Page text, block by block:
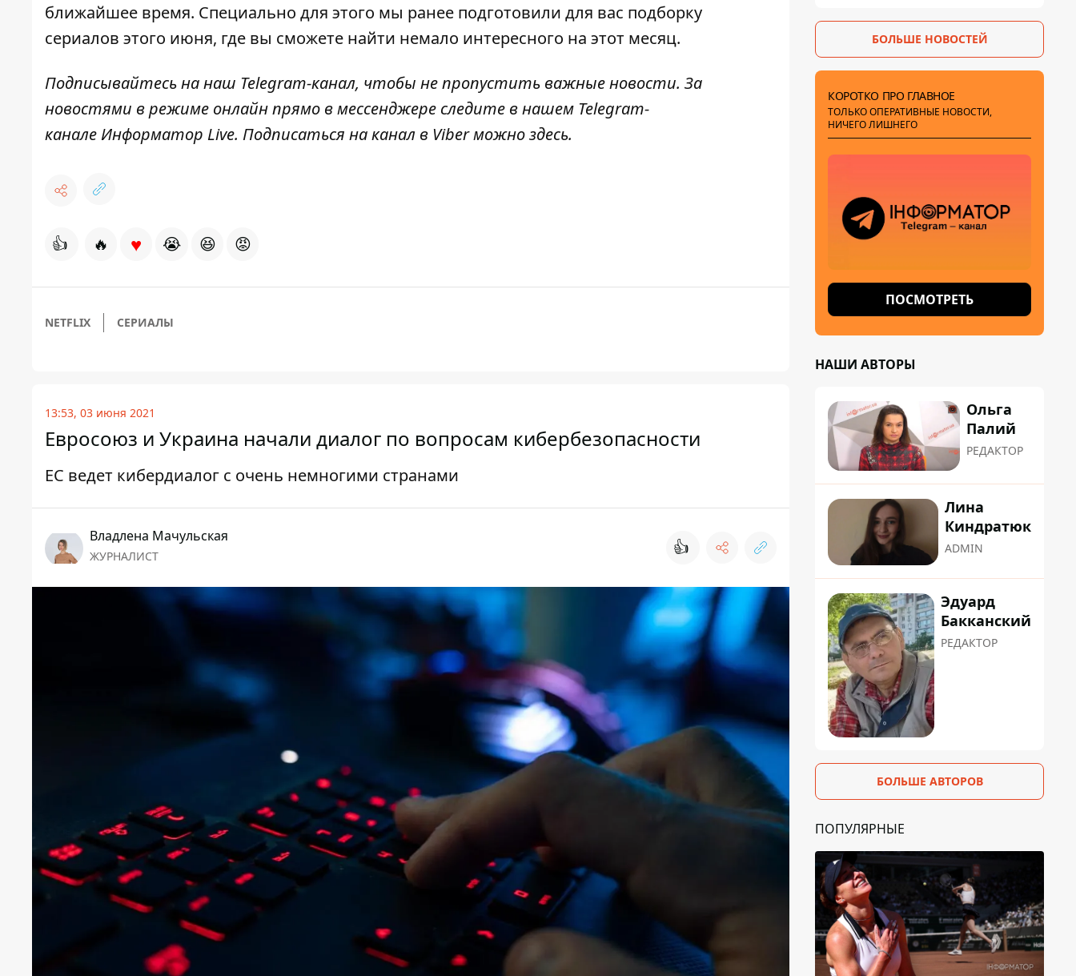
ближайшее время. Специально для этого мы ранее подготовили для вас подборку
сериалов этого июня, где вы сможете найти немало интересного на этот месяц.
Подписывайтесь на наш Telegram-канал, чтобы не пропустить важные новости. За
новостями в режиме онлайн прямо в мессенджере следите в нашем Telegram-
канале Информатор Live. Подписаться на канал в Viber можноздесь.
👍 🔥 ♥ 😭 😆 😡
NETFLIX СЕРИАЛЫ
13:53, 03 июня 2021
Евросоюз и Украина начали диалог по вопросам кибербезопасности
ЕС ведет кибердиалог с очень немногими странами
Владлена Мачульская
ЖУРНАЛИСТ 👍
ракет
БОЛЬШЕ НОВОСТЕЙ
КОРОТКО ПРО ГЛАВНОЕ
ТОЛЬКО ОПЕРАТИВНЫЕ НОВОСТИ,
НИЧЕГО ЛИШНЕГО
ПОСМОТРЕТЬ
НАШИ АВТОРЫ
Ольга
Палий
РЕДАКТОР
Лина
Киндратюк
ADMIN
Эдуард
Бакканский
РЕДАКТОР
БОЛЬШЕ АВТОРОВ
ПОПУЛЯРНЫЕ